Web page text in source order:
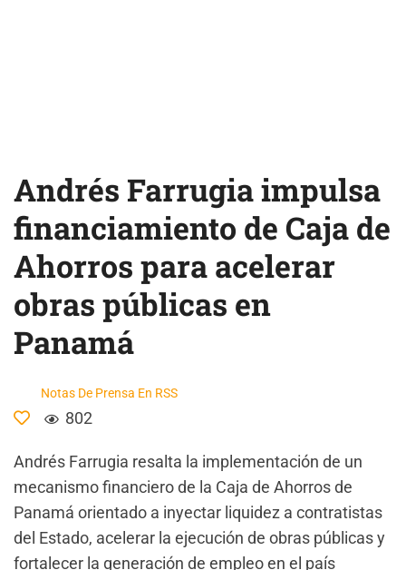
Andrés Farrugia impulsa
financiamiento de Caja de
Ahorros para acelerar
obras públicas en
Panamá
Notas De Prensa En RSS
802
Andrés Farrugia resalta la implementación de un
mecanismo financiero de la Caja de Ahorros de
Panamá orientado a inyectar liquidez a contratistas
del Estado, acelerar la ejecución de obras públicas y
fortalecer la generación de empleo en el país